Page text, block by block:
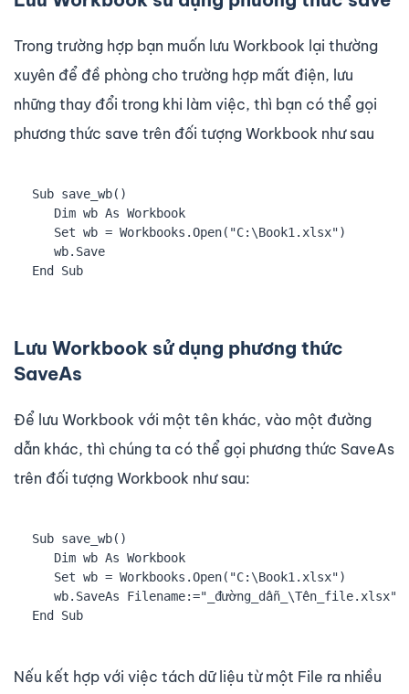
Trong trường hợp bạn muốn lưu Workbook lại thường
xuyên để đề phòng cho trường hợp mất điện, lưu
những thay đổi trong khi làm việc, thì bạn có thể gọi
phương thức save trên đối tượng Workbook như sau
Sub save_wb()
   Dim wb As Workbook
   Set wb = Workbooks.Open("C:\Book1.xlsx")
   wb.Save
End Sub
Lưu Workbook sử dụng phương thức
SaveAs
Để lưu Workbook với một tên khác, vào một đường
dẫn khác, thì chúng ta có thể gọi phương thức SaveAs
trên đối tượng Workbook như sau:
Sub save_wb()
   Dim wb As Workbook
   Set wb = Workbooks.Open("C:\Book1.xlsx")
   wb.SaveAs Filename:="_đường_dẫn_\Tên_file.xlsx"
End Sub
Nếu kết hợp với việc tách dữ liệu từ một File ra nhiều